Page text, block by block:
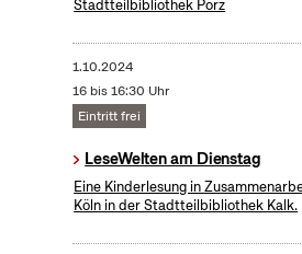
Stadtteilbibliothek Porz
1.10.2024
16 bis 16:30 Uhr
Eintritt frei
LeseWelten am Dienstag
Eine Kinderlesung in
Köln in der Stadtteilbibliothek Kalk.